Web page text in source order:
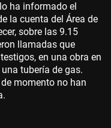
ha informado el
la cuenta del Área de
sobre las 9.15
llamadas que
en una obra en
tubería de gas.
momento no han